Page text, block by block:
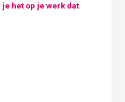
je het op je werk dat